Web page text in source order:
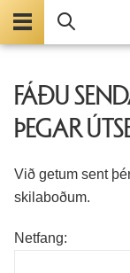
FÁÐU
ÞEGAR
Við getum sent
skilaboðum.
Netfang: